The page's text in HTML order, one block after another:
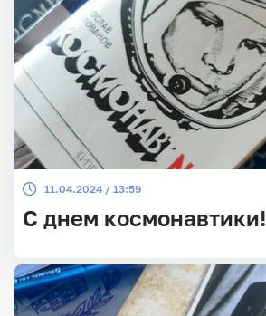
11.04.2024 / 13:59
С днем космонавтики!